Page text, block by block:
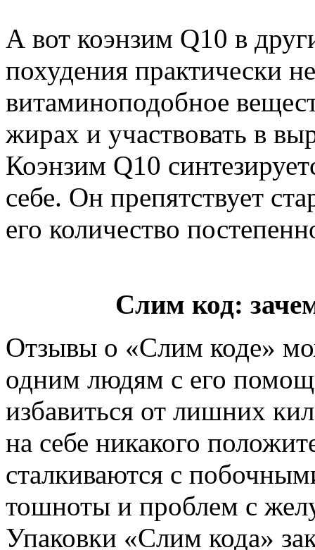
А вот коэнзим Q10 в
похудения практически
витаминоподобное
жирах и участвовать в
Коэнзим Q10
себе. Он препятствует
его количество
Слим код:
Отзывы о «Слим коде»
одним людям с его
избавиться от лишних
на себе никакого
сталкиваются с
тошноты и проблем с
Упаковки «Слим кода»